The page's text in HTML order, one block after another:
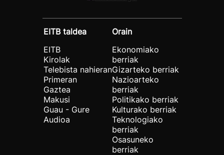
EITB taldea
EITB
Kirolak
Telebista nahieran
Primeran
Gaztea
Makusi
Guau - Gure
Audioa
Orain
Ekonomiako
berriak
Gizarteko berriak
Nazioarteko
berriak
Politikako berriak
Kulturako berriak
Teknologiako
berriak
Osasuneko
berriak